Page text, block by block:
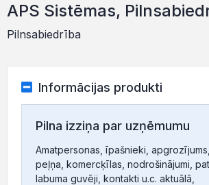
APS Sistēmas,
Pilnsabiedrība
Informācijas produkti
Pilna izziņa par uzņēmumu
Amatpersonas, īpašnieki, apgrozījums,
peļņa, komercķīlas, nodrošinājumi,
labuma guvēji, kontakti u.c. aktuālā,